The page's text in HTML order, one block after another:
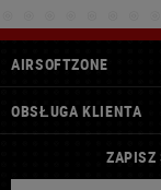
AIRSOFTZONE
OBSŁUGA KLIENTA
ZAPISZ